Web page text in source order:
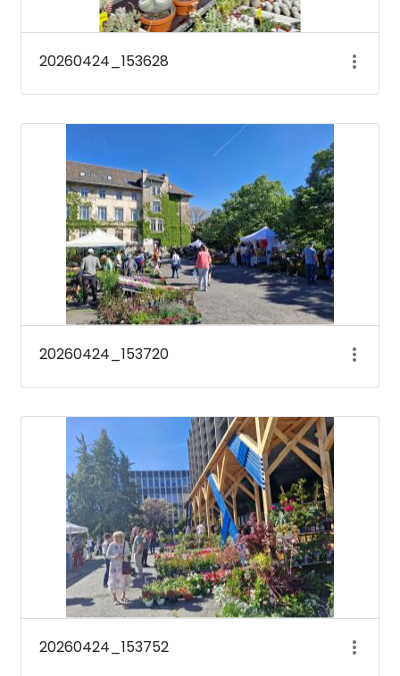
20260424_153628
20260424_153720
20260424_153752